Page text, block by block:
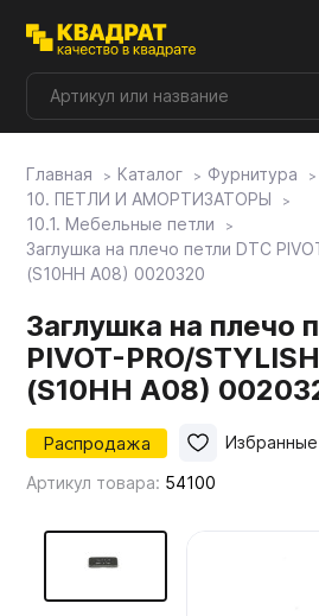
Плитные материалы
Фурнитура
Столешницы
Мой ЭГГЕР
Фасады
Мебельные образцы, каталоги
Главная Каталог
Фурнитура
10. ПЕТЛИ И АМОРТИЗАТОРЫ
10.1. Мебельные петли
Заглушка на плечо петли DTC
(S10HH A08) 0020320
Заглушка на плечо
PIVOT-PRO/
(S10HH A08)
Распродажа
Артикул товара: 54100